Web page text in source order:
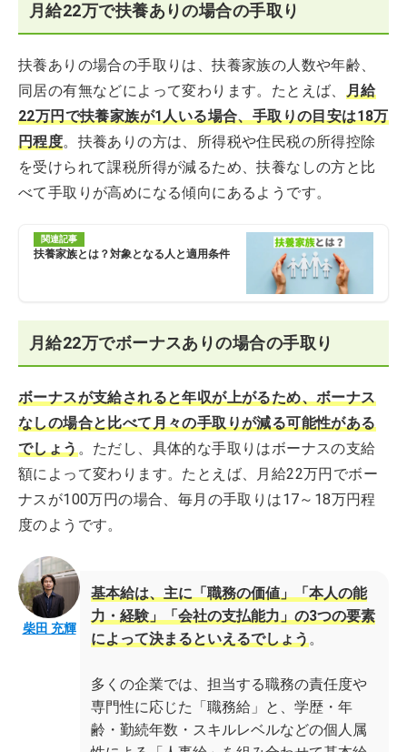
月給22万で扶養ありの場合の手取り
扶養ありの場合の手取りは、扶養家族の人数や年齢、
同居の有無などによって変わります。たとえば、 月給
22万円で扶養家族が1人いる場合、手取りの目安は18万
円程度。扶養ありの方は、所得税や住民税の所得控除
を受けられて課税所得が減るため、扶養なしの方と比
べて手取りが高めになる傾向にあるようです。
関連記事
扶養家族とは？対象となる人と適用条件
月給22万でボーナスありの場合の手取り
ボーナスが支給されると年収が上がるため、ボーナス
なしの場合と比べて月々の手取りが減る可能性がある
でしょう。ただし、具体的な手取りはボーナスの支給
額によって変わります。たとえば、月給22万円でボー
ナスが100万円の場合、毎月の手取りは17～18万円程
度のようです。
柴田 充輝
基本給は、主に「職務の価値」「本人の能
力・経験」「会社の支払能力」の3つの要素
によって決まるといえるでしょう。
多くの企業では、担当する職務の責任度や
専門性に応じた「職務給」と、学歴・年
齢・勤続年数・スキルレベルなどの個人属